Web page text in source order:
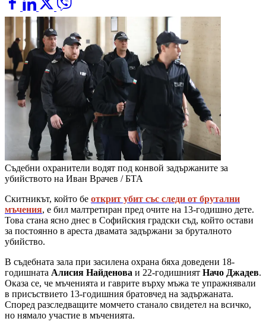
Съдебни охранители водят под конвой задържаните за
убийството на Иван Врачев / БТА
Скитникът, който бе открит убит със следи от брутални
мъчения, е бил малтретиран пред очите на 13-годишно дете.
Това стана ясно днес в Софийския градски съд, който остави
за постоянно в ареста двамата задържани за бруталното
убийство.
В съдебната зала при засилена охрана бяха доведени 18-
годишната Алисия Найденова и 22-годишният Начо Джадев.
Оказа се, че мъченията и гаврите върху мъжа те упражнявали
в присъствието 13-годишния братовчед на задържаната.
Според разследващите момчето станало свидетел на всичко,
но нямало участие в мъченията.